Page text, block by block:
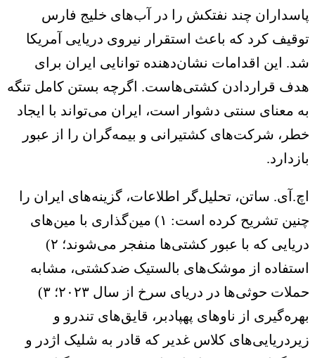
چند نفتکش را در آب‌های خلیج فارس
کرد که باعث استقرار نیروی دریایی آمریکا
این اقدامات نشان‌دهنده توانایی ایران برای
قراردادن کشتی‌هاست. اگرچه بستن کامل تنگه
معنای سنتی دشوار است، ایران می‌تواند با ایجاد
شرکت‌های کشتیرانی و بیمه‌گران را از عبور
ساتن، تحلیل‌گر اطلاعات، گزینه‌های ایران را
چنین تشریح کرده است: ۱) مین‌گذاری با مین‌های
از موشک‌های بالستیک ضدکشتی، مشابه
از ناوهای پهپادبر، قایق‌های تندرو و
کلاس غدیر که قادر به شلیک اژدر و